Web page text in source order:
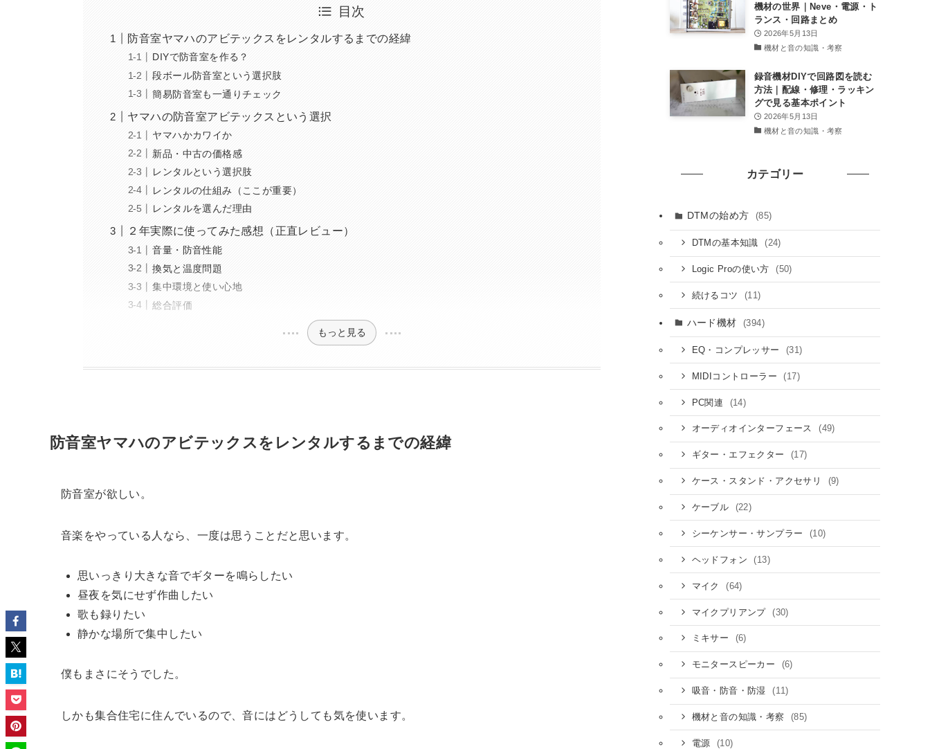
目次
防音室ヤマハのアビテックスをレンタルするまでの経緯
DIYで防音室を作る？
段ボール防音室という選択肢
簡易防音室も一通りチェック
ヤマハの防音室アビテックスという選択
ヤマハかカワイか
新品・中古の価格感
レンタルという選択肢
レンタルの仕組み（ここが重要）
レンタルを選んだ理由
２年実際に使ってみた感想（正直レビュー）
音量・防音性能
換気と温度問題
集中環境と使い心地
総合評価
もっと見る
防音室ヤマハのアビテックスをレンタルするまでの経緯
防音室が欲しい。
音楽をやっている人なら、一度は思うことだと思います。
思いっきり大きな音でギターを鳴らしたい
昼夜を気にせず作曲したい
歌も録りたい
静かな場所で集中したい
僕もまさにそうでした。
しかも集合住宅に住んでいるので、音にはどうしても気を使います。
機材の世界｜Neve・電源・ト
ランス・回路まとめ
2026年5月13日
機材と音の知識・考察
録音機材DIYで回路図を読む
方法｜配線・修理・ラッキン
グで見る基本ポイント
2026年5月13日
機材と音の知識・考察
カテゴリー
DTMの始め方 (85)
DTMの基本知識 (24)
Logic Proの使い方 (50)
続けるコツ (11)
ハード機材 (394)
EQ・コンプレッサー (31)
MIDIコントローラー (17)
PC関連 (14)
オーディオインターフェース (49)
ギター・エフェクター (17)
ケース・スタンド・アクセサリ (9)
ケーブル (22)
シーケンサー・サンプラー (10)
ヘッドフォン (13)
マイク (64)
マイクプリアンプ (30)
ミキサー (6)
モニタースピーカー (6)
吸音・防音・防湿 (11)
機材と音の知識・考察 (85)
電源 (10)